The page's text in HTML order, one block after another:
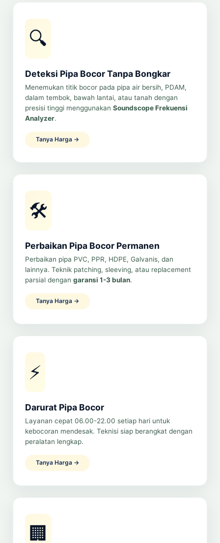
🔍
Deteksi Pipa Bocor Tanpa Bongkar
Menemukan titik bocor pada pipa air bersih, PDAM,
dalam tembok, bawah lantai, atau tanah dengan
presisi tinggi menggunakan Soundscope Frekuensi
Analyzer.
Tanya Harga →
🛠️
Perbaikan Pipa Bocor Permanen
Perbaikan pipa PVC, PPR, HDPE, Galvanis, dan
lainnya. Teknik patching, sleeving, atau replacement
parsial dengan garansi 1-3 bulan.
Tanya Harga →
⚡
Darurat Pipa Bocor
Layanan cepat 06.00-22.00 setiap hari untuk
kebocoran mendesak. Teknisi siap berangkat dengan
peralatan lengkap.
Tanya Harga →
🏢